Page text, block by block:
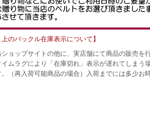
上のバックル在庫表示について】
ショップサイトの他に、実店舗にて商品の販売
ムラグにより「在庫切れ」表示が遅れてしまう
（再入荷可能商品の場合）入荷までには多少お